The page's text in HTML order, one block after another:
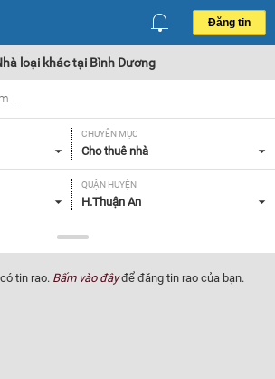
Đăng tin
loại khác tại Bình Dương
CHUYÊN MỤC
Cho thuê nhà
QUẬN HUYỆN
H.Thuận An
TIỆN ÍCH
Tất cả
tin rao. Bấm vào đâyđể đăng tin rao của bạn.